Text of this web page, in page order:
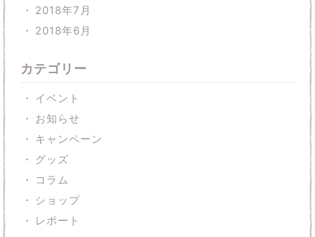
2018年7月
2018年6月
カテゴリー
イベント
お知らせ
キャンペーン
グッズ
コラム
ショップ
レポート